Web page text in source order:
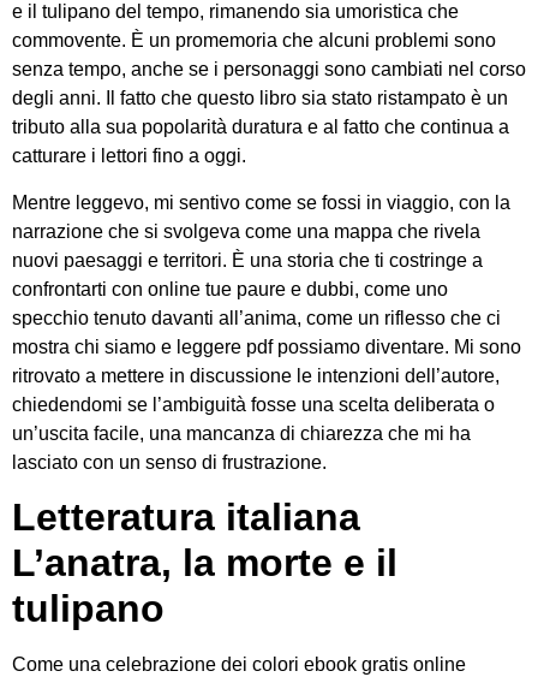
e il tulipano del tempo, rimanendo sia umoristica che
commovente. È un promemoria che alcuni problemi sono
senza tempo, anche se i personaggi sono cambiati nel corso
degli anni. Il fatto che questo libro sia stato ristampato è un
tributo alla sua popolarità duratura e al fatto che continua a
catturare i lettori fino a oggi.
Mentre leggevo, mi sentivo come se fossi in viaggio, con la
narrazione che si svolgeva come una mappa che rivela
nuovi paesaggi e territori. È una storia che ti costringe a
confrontarti con online tue paure e dubbi, come uno
specchio tenuto davanti all’anima, come un riflesso che ci
mostra chi siamo e leggere pdf possiamo diventare. Mi sono
ritrovato a mettere in discussione le intenzioni dell’autore,
chiedendomi se l’ambiguità fosse una scelta deliberata o
un’uscita facile, una mancanza di chiarezza che mi ha
lasciato con un senso di frustrazione.
Letteratura italiana
L’anatra, la morte e il
tulipano
Come una celebrazione dei colori ebook gratis online